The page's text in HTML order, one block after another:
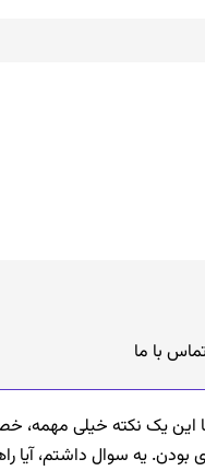
با ما
یک نکته خیلی مهمه،
بودن. یه سوال داشتم،